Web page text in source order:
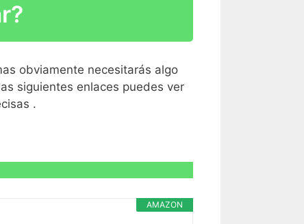
obviamente necesitarás algo
siguientes enlaces puedes ver
.
AMAZON